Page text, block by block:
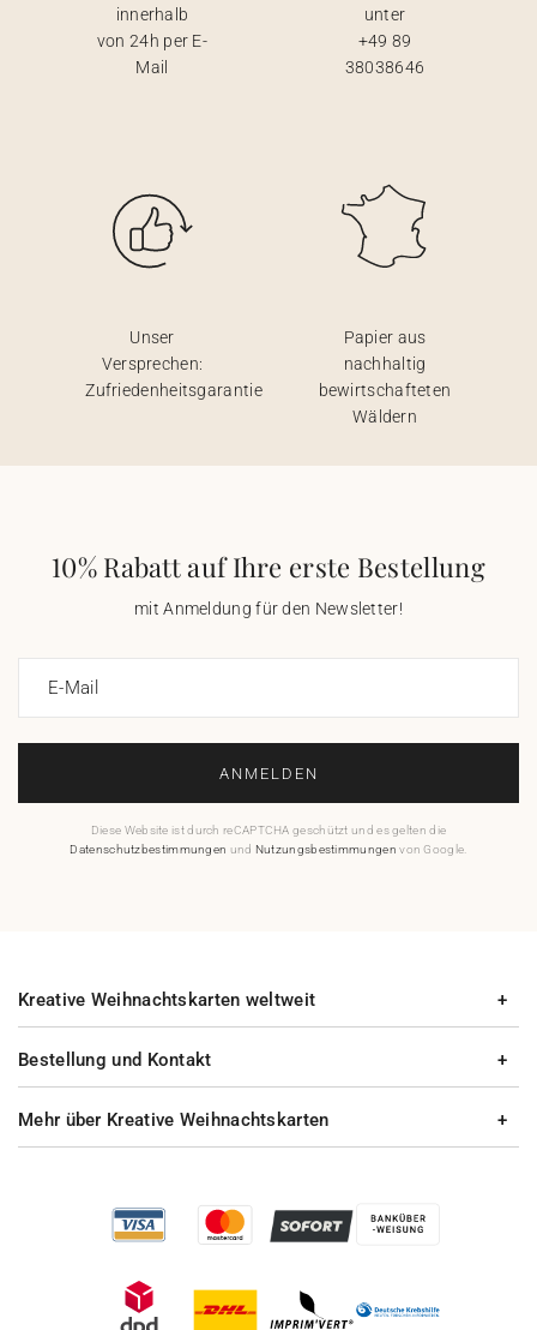
innerhalb
von 24h per E-
Mail
unter
+49 89
38038646
Unser
Versprechen:
Zufriedenheitsgarantie
Papier aus
nachhaltig
bewirtschafteten
Wäldern
10% Rabatt auf Ihre erste Bestellung
mit Anmeldung für den Newsletter!
E-Mail
ANMELDEN
Diese Website ist durch reCAPTCHA geschützt und es gelten die
Datenschutzbestimmungen und Nutzungsbestimmungen von Google.
Bestellung und Kontakt
Mehr über Kreative Weihnachtskarten
Kreative Weihnachtskarten weltweit